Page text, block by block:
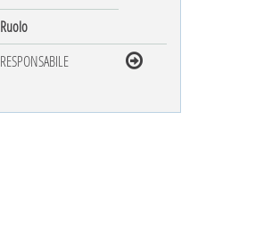
Ruolo
RESPONSABILE